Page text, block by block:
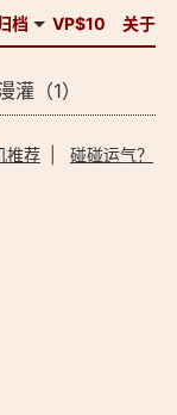
档 VP$10 关于
（1）
推荐| 碰碰运气？